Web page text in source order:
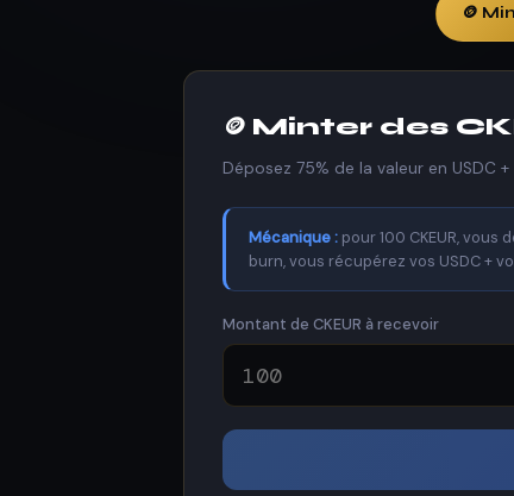
🪙
🪙 Minter des
Déposez 75% de la valeur en USDC
Mécanique : pour 100 CKEUR,
burn, vous récupérez vos USDC +
Montant de CKEUR à recevoir